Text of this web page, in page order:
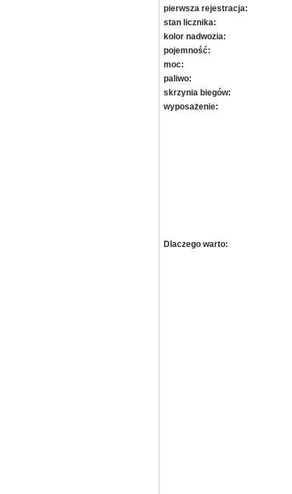
pierwsza rejestracja:
stan licznika:
kolor nadwozia:
pojemność:
moc:
paliwo:
skrzynia biegów:
wyposażenie:
Dlaczego warto: